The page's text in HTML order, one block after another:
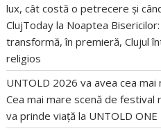
lux, cât costă o petrecere și
ClujToday la Noaptea
transformă, în premieră, Clujul
religios
UNTOLD 2026 va avea cea mai
Cea mai mare scenă de festival
va prinde viață la UNTOLD ONE